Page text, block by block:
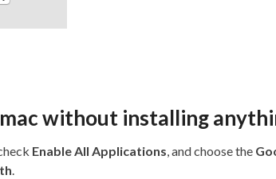
without installing
Enable All Applications, and choose the
.